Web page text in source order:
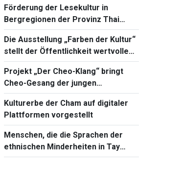
Förderung der Lesekultur in
Bergregionen der Provinz Thai
Nguyen
Die Ausstellung „Farben der Kultur“
stellt der Öffentlichkeit wertvolle
Kulturerbestätten vor
Projekt „Der Cheo-Klang“ bringt
Cheo-Gesang der jungen
Generation näher
Kulturerbe der Cham auf digitaler
Plattformen vorgestellt
Menschen, die die Sprachen der
ethnischen Minderheiten in Tay
Nguyen bewahren